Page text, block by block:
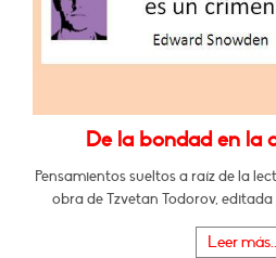
De la bondad en la
Pensamientos sueltos a raíz de la
obra de Tzvetan Todorov,
Leer